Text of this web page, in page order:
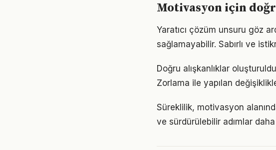
Motivasyon için
Yaratıcı çözüm unsuru göz
sağlamayabilir. Sabırlı ve
Doğru alışkanlıklar
Zorlama ile yapılan
Süreklilik, motivasyon
ve sürdürülebilir adımlar daha